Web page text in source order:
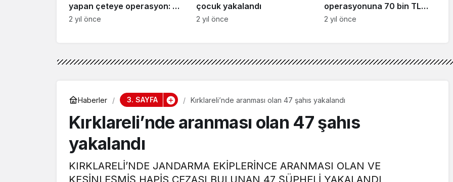
yapan çeteye operasyon: 7
tutuklama
2 yıl önce
çocuk yakalandı
2 yıl önce
operasyonuna 70 bin TL
ceza
2 yıl önce
Haberler 3. SAYFA Kırklareli’nde aranması olan 47 şahıs yakalandı
Kırklareli’nde aranması olan 47 şahıs
yakalandı
KIRKLARELİ’NDE JANDARMA EKİPLERİNCE ARANMASI OLAN VE